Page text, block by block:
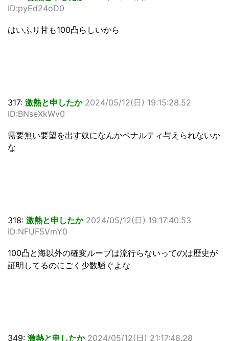
ID:pyEd24oD0
はいふり甘も100凸らしいから
317: 激熱と申したか 2024/05/12(日) 19:15:28.52
ID:BNseXkWv0
需要無い要望を出す奴になんかペナルティ与えられないか
な
318: 激熱と申したか 2024/05/12(日) 19:17:40.53
ID:NFUF5VmY0
100凸と海以外の確変ループは流行らないってのは歴史が
証明してるのにごく少数騒ぐよな
349: 激熱と申したか 2024/05/12(日) 21:17:48.28